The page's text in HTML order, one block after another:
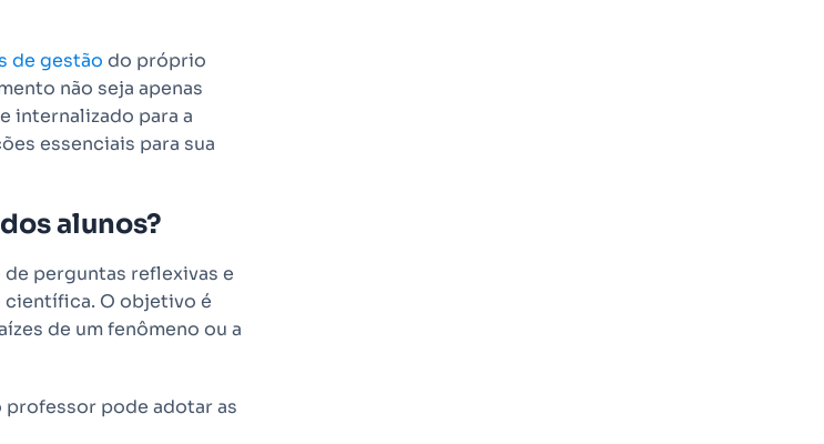
de gestão do próprio
não seja apenas
internalizado para a
essenciais para sua
alunos?
perguntas reflexivas e
O objetivo é
de um fenômeno ou a
professor pode adotar as